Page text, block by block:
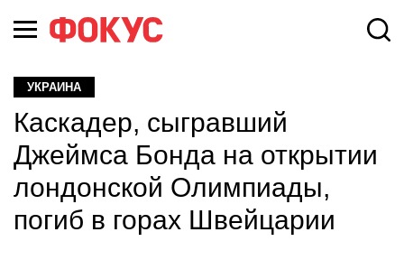
УКРАИНА
Каскадер, сыгравший
Джеймса Бонда на открытии
лондонской Олимпиады,
погиб в горах Швейцарии